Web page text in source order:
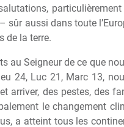
particuliè
sûr aussi dans toute
de la terre.
au Seigneur de ce que
24, Luc 21, Marc 13,
arriver, des pestes, des
le changement
a atteint tous les